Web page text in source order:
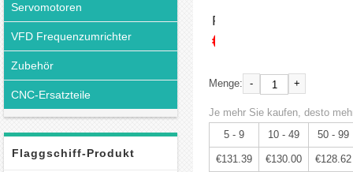
Servomotoren
VFD Frequenzumrichter
Zubehör
CNC-Ersatzteile
Flaggschiff-Produkt
Preis:
€138.30
Menge: - +
Je mehr Sie kaufen, desto
5 - 9
10 - 49 50 - 99
€131.39 €130.00 €128.62